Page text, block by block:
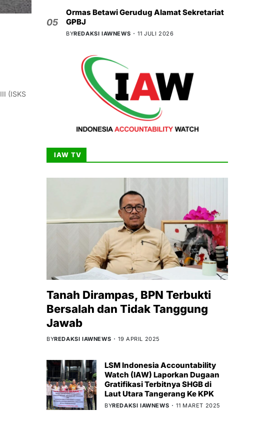
(ISKS
05
Ormas Betawi Gerudug Alamat Sekretariat
GPBJ
BYREDAKSI IAWNEWS 11 JULI 2026
IAW TV
Tanah Dirampas, BPN Terbukti
Bersalah dan Tidak Tanggung
Jawab
BYREDAKSI IAWNEWS 19 APRIL 2025
LSM Indonesia Accountability
Watch (IAW) Laporkan Dugaan
Gratifikasi Terbitnya SHGB di
Laut Utara Tangerang Ke KPK
BYREDAKSI IAWNEWS 11 MARET 2025